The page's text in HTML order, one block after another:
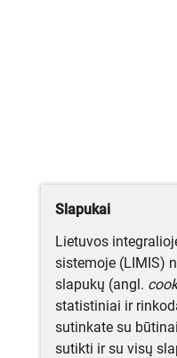
Slapukai
Lietuvos
sistemoje (LIMIS)
slapukų (angl.
statistiniai ir
sutinkate su
sutikti ir su visų